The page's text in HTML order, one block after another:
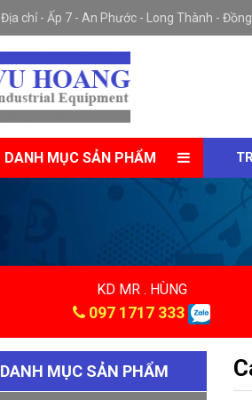
Địa chỉ - Ấp 7 - An Phước - Long Thành -
DANH MỤC SẢN PHẨM
KD MR . HÙNG
097 1717 333
DANH MỤC SẢN PHẨM